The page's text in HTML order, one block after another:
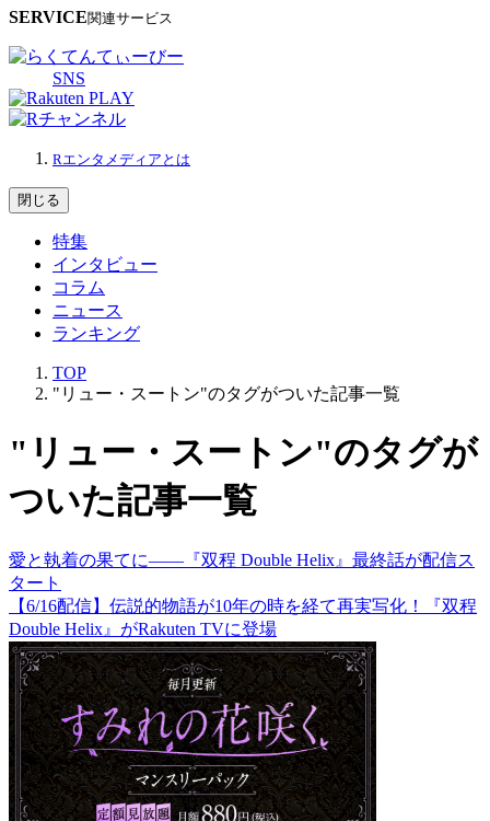
SERVICE関連サービス
SNS
Rエンタメディアとは
閉じる
特集
インタビュー
コラム
ニュース
ランキング
TOP
"リュー・スートン"のタグがついた記事一覧
"リュー・スートン"のタグが
ついた記事一覧
愛と執着の果てに――『双程 Double Helix』最終話が配信ス
タート
【6/16配信】伝説的物語が10年の時を経て再実写化！『双程
Double Helix』がRakuten TVに登場